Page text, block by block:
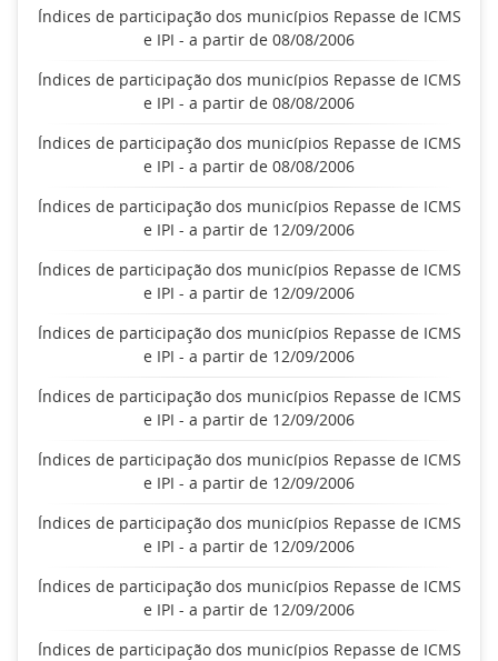
Índices de participação dos municípios Repasse de ICMS
e IPI - a partir de 08/08/2006
Índices de participação dos municípios Repasse de ICMS
e IPI - a partir de 08/08/2006
Índices de participação dos municípios Repasse de ICMS
e IPI - a partir de 08/08/2006
Índices de participação dos municípios Repasse de ICMS
e IPI - a partir de 12/09/2006
Índices de participação dos municípios Repasse de ICMS
e IPI - a partir de 12/09/2006
Índices de participação dos municípios Repasse de ICMS
e IPI - a partir de 12/09/2006
Índices de participação dos municípios Repasse de ICMS
e IPI - a partir de 12/09/2006
Índices de participação dos municípios Repasse de ICMS
e IPI - a partir de 12/09/2006
Índices de participação dos municípios Repasse de ICMS
e IPI - a partir de 12/09/2006
Índices de participação dos municípios Repasse de ICMS
e IPI - a partir de 12/09/2006
Índices de participação dos municípios Repasse de ICMS